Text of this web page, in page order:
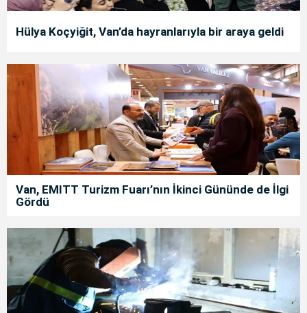
Hülya Koçyiğit, Van’da hayranlarıyla bir araya geldi
Van, EMITT Turizm Fuarı’nın İkinci Gününde de İlgi
Gördü